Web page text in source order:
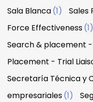
Sala Blanca(1) Sales
Force Effectiveness(1)
Search & placement -
Placement - Trial
Secretaría Técnica y
empresariales(1)